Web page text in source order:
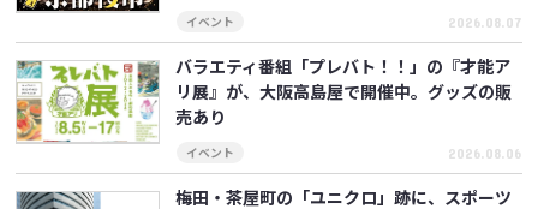
イベント 2026.08.07
バラエティ番組「プレバト！！」の『才能ア
リ展』が、大阪高島屋で開催中。グッズの販
売あり
イベント 2026.08.06
梅田・茶屋町の「ユニクロ」跡に、スポーツ